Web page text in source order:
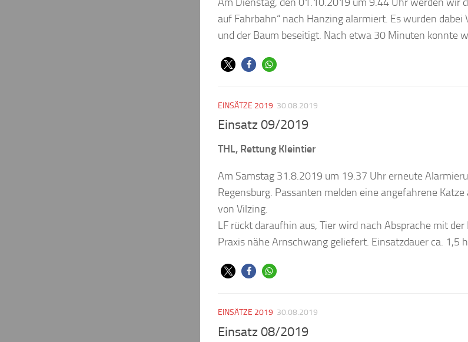
auf Fahrbahn“ nach Hanzing alarmiert. Es wurden
und der Baum beseitigt. Nach etwa 30 Minuten konnte
EINSÄTZE 2019 30.08.2019
Einsatz 09/2019
THL, Rettung Kleintier
Am Samstag 31.8.2019 um 19.37 Uhr erneute
Regensburg. Passanten melden eine angefahrene
von Vilzing.
LF rückt daraufhin aus, Tier wird nach Absprache mit
Praxis nähe Arnschwang geliefert. Einsatzdauer ca. 1,5 h
EINSÄTZE 2019 30.08.2019
Einsatz 08/2019